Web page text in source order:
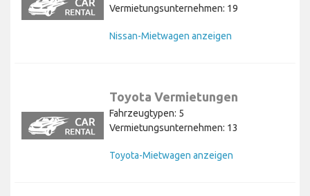
Vermietungsunternehmen: 19
Nissan-Mietwagen anzeigen
Toyota Vermietungen
Fahrzeugtypen: 5
Vermietungsunternehmen: 13
Toyota-Mietwagen anzeigen